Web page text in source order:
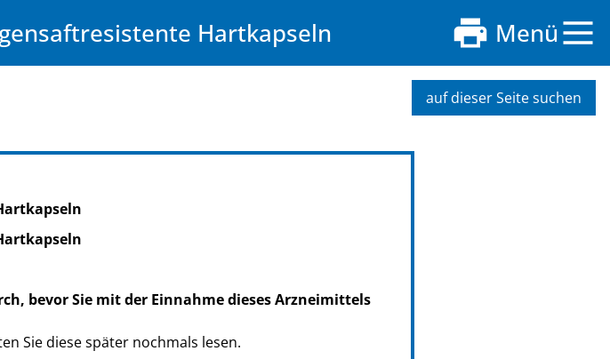
Hartkapseln Menü
auf dieser Seite suchen
bevor Sie mit der Einnahme dieses Arzneimittels
Sie diese später nochmals lesen.